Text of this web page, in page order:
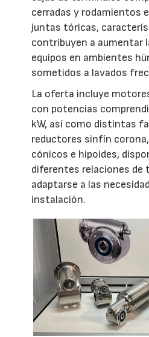
cerradas y rodamientos
juntas tóricas,
contribuyen a aumentar
equipos en ambientes
sometidos a lavados
La oferta incluye
con potencias
kW, así como distintas
reductores sinfín
cónicos e hipoides,
diferentes relaciones de
adaptarse a las
instalación.